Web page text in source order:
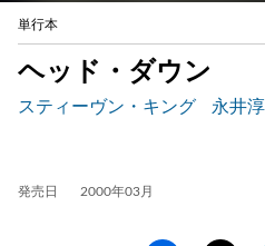
単行本
ヘッド・ダウン
スティーヴン・キング 永井淳
発売日 2000年03月